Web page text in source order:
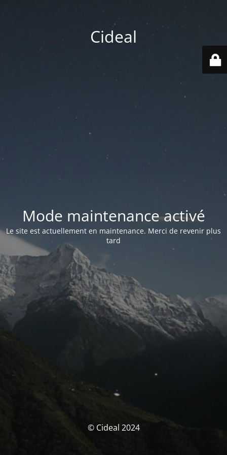
Cideal
Mode maintenance activé
Le site est actuellement en maintenance. Merci de revenir plus
tard
© Cideal 2024